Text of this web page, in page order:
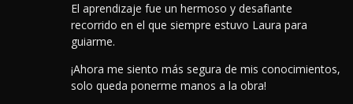
El aprendizaje fue un hermoso y desafiante
recorrido en el que siempre estuvo Laura para
guiarme.
¡Ahora me siento más segura de mis conocimientos,
solo queda ponerme manos a la obra!